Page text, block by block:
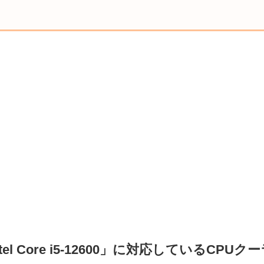
Core i5-12600」に対応しているCPUクー